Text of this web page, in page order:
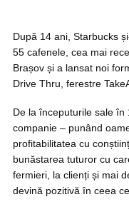
După 14 ani, Starbucks
55 cafenele, cea mai
Brașov și a lansat noi
Drive Thru, ferestre
De la începuturile sale în
companie – punând
profitabilitatea cu
bunăstarea tuturor cu
fermieri, la clienți și mai
devină pozitivă în ceea